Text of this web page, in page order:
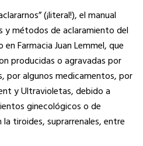
(¡literal!), el manual
y métodos de aclaramiento del
Farmacia Juan Lemmel, que
producidas o agravadas por
por algunos medicamentos, por
y Ultravioletas, debido a
ginecológicos o de
tiroides, suprarrenales, entre